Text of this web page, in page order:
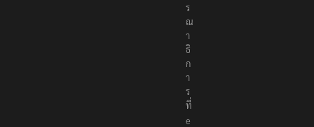
ร
ณ
า
ธิ
ก
า
ร
ที่
e